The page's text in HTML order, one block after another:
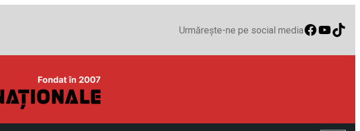
Urmărește-ne pe social media